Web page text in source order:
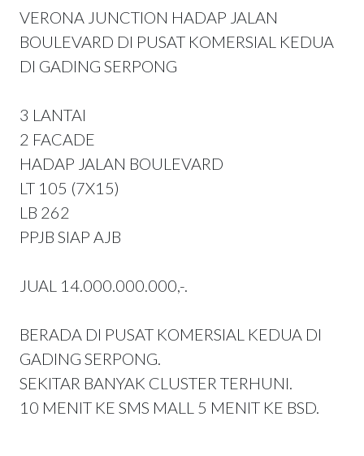
VERONA JUNCTION HADAP JALAN
BOULEVARD DI PUSAT KOMERSIAL KEDUA
DI GADING SERPONG
3 LANTAI
2 FACADE
HADAP JALAN BOULEVARD
LT 105 (7X15)
LB 262
PPJB SIAP AJB
JUAL 14.000.000.000,-.
BERADA DI PUSAT KOMERSIAL KEDUA DI
GADING SERPONG.
SEKITAR BANYAK CLUSTER TERHUNI.
10 MENIT KE SMS MALL 5 MENIT KE BSD.